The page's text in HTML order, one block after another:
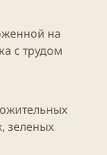
на
с трудом
зеленых